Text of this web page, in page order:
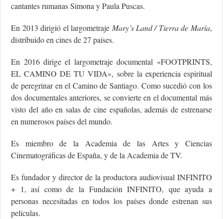
cantantes rumanas Simona y Paula Puscas.
En 2013 dirigió el largometraje Mary’s Land / Tierra de María,
distribuido en cines de 27 países.
En 2016 dirige el largometraje documental «FOOTPRINTS,
EL CAMINO DE TU VIDA», sobre la experiencia espiritual
de peregrinar en el Camino de Santiago. Como sucedió con los
dos documentales anteriores, se convierte en el documental más
visto del año en salas de cine españolas, además de estrenarse
en numerosos países del mundo.
Es miembro de la Academia de las Artes y Ciencias
Cinematográficas de España, y de la Academia de TV.
Es fundador y director de la productora audiovisual INFINITO
+ 1, así como de la Fundación INFINITO, que ayuda a
personas necesitadas en todos los países donde estrenan sus
películas.